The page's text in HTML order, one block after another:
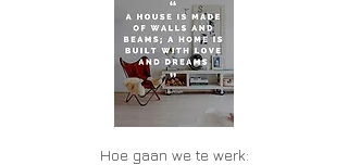
Hoe gaan we te werk: